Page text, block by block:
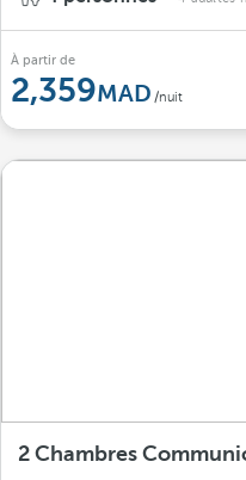
À partir de
2,359 /nuit
2 Chambres